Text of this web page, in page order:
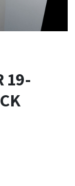
19-